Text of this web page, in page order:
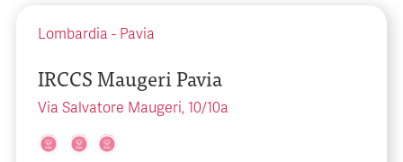
Lombardia - Pavia
IRCCS Maugeri Pavia
Via Salvatore Maugeri, 10/10a